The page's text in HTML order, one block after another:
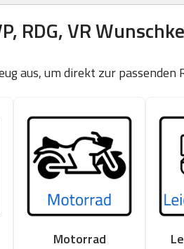
RDG, VR
aus, um direkt zur
Motorrad